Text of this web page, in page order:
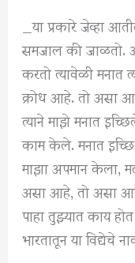
_या प्रकारे जेव्हा
समजाल की जाळतो.
करतो त्यावेळी मनात
क्रोध आहे. तो असा
त्याने माझे मनात
काम केले. मनात
माझा अपमान केला,
असा आहे, तो असा
पाहा तुझ्यात काय
भारतातून या विद्येचे